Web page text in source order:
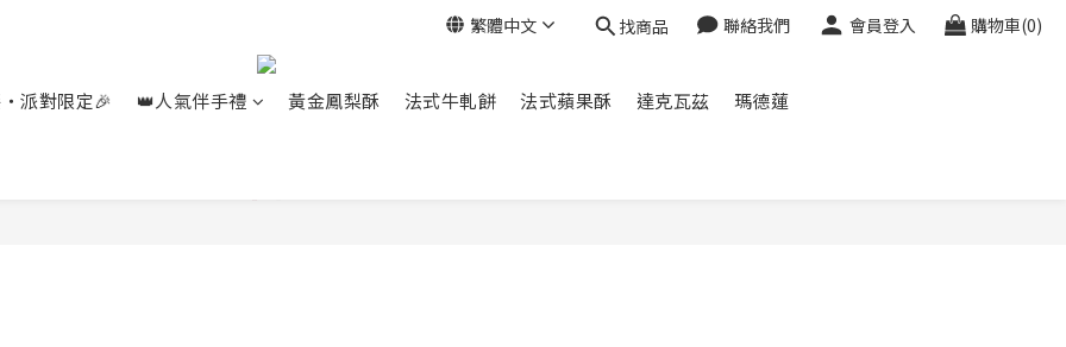
繁體中文 找商品 聯絡我們 會員登入 購物車(0)
派對限定🎉 👑人氣伴手禮 黃金鳳梨酥 法式牛軋餅 法式蘋果酥 達克瓦茲
瑪德蓮